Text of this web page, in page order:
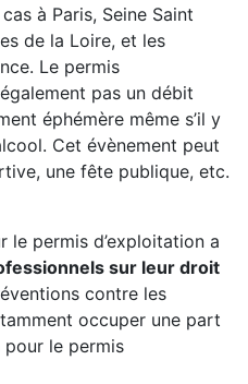
cas à Paris, Seine Saint
de la Loire, et les
Le permis
pas un débit
éphémère même s’il y
Cet évènement peut
une fête publique, etc.
le permis d’exploitation a
sur leur droit
contre les
occuper une part
le permis